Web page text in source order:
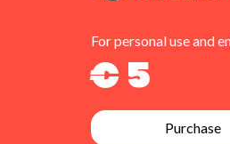
For personal use and
€ 5
Purchase